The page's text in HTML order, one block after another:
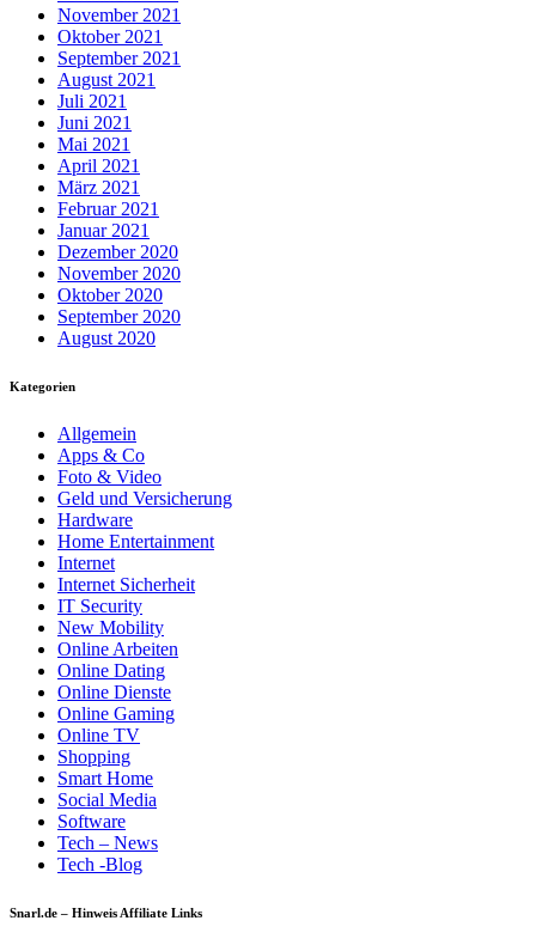
November 2021
Oktober 2021
September 2021
August 2021
Juli 2021
Juni 2021
Mai 2021
April 2021
März 2021
Februar 2021
Januar 2021
Dezember 2020
November 2020
Oktober 2020
September 2020
August 2020
Kategorien
Allgemein
Apps & Co
Foto & Video
Geld und Versicherung
Hardware
Home Entertainment
Internet
Internet Sicherheit
IT Security
New Mobility
Online Arbeiten
Online Dating
Online Dienste
Online Gaming
Online TV
Shopping
Smart Home
Social Media
Software
Tech – News
Tech -Blog
Snarl.de – Hinweis Affiliate Links